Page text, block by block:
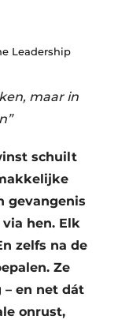
Leadership
maar in
schuilt
gevangenis
hen. Elk
zelfs na de
Ze
– en net dát
onrust,